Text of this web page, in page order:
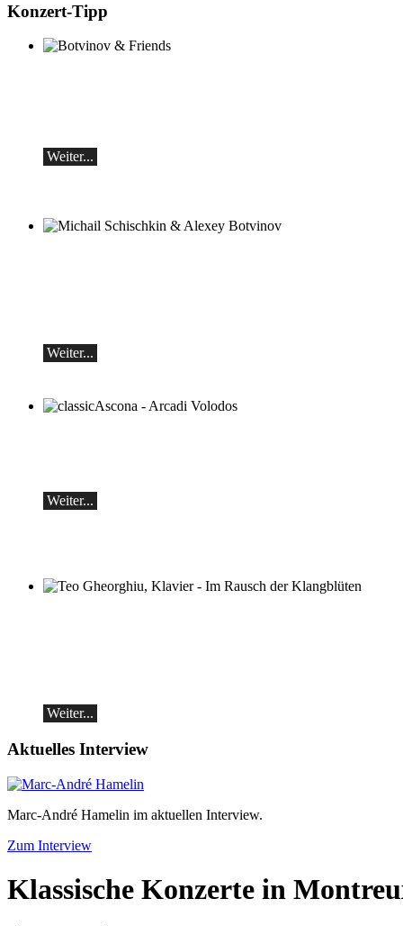
Konzert-Tipp
Weiter...
Weiter...
Weiter...
Weiter...
Aktuelles Interview
Marc-André Hamelin im aktuellen Interview.
Zum Interview
Klassische Konzerte in